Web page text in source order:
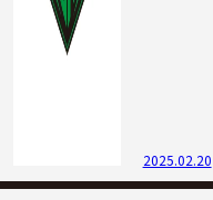
2025.02.20